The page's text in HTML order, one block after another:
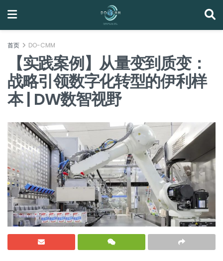
首页 DO-CMM
【实践案例】从量变到质变：
战略引领数字化转型的伊利样
本 | DW数智视野